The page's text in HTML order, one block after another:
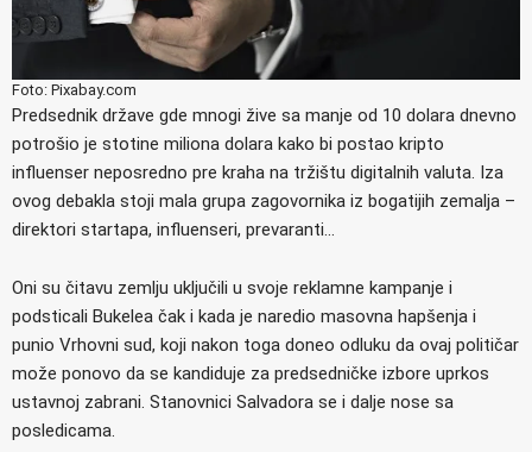
Foto: Pixabay.com
Predsednik države gde mnogi žive sa manje od 10 dolara dnevno
potrošio je stotine miliona dolara kako bi postao kripto
influenser neposredno pre kraha na tržištu digitalnih valuta. Iza
ovog debakla stoji mala grupa zagovornika iz bogatijih zemalja –
direktori startapa, influenseri, prevaranti…
Oni su čitavu zemlju uključili u svoje reklamne kampanje i
podsticali Bukelea čak i kada je naredio masovna hapšenja i
punio Vrhovni sud, koji nakon toga doneo odluku da ovaj političar
može ponovo da se kandiduje za predsedničke izbore uprkos
ustavnoj zabrani. Stanovnici Salvadora se i dalje nose sa
posledicama.